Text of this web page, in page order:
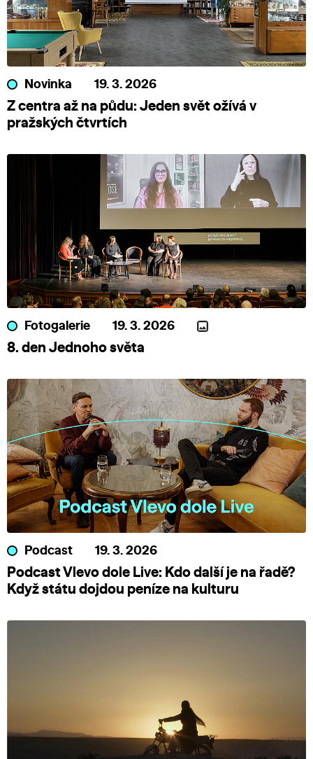
Novinka 19. 3. 2026
Z centra až na půdu: Jeden svět ožívá v
pražských čtvrtích
Fotogalerie 19. 3. 2026
8. den Jednoho světa
Podcast 19. 3. 2026
Podcast Vlevo dole Live: Kdo další je na řadě?
Když státu dojdou peníze na kulturu